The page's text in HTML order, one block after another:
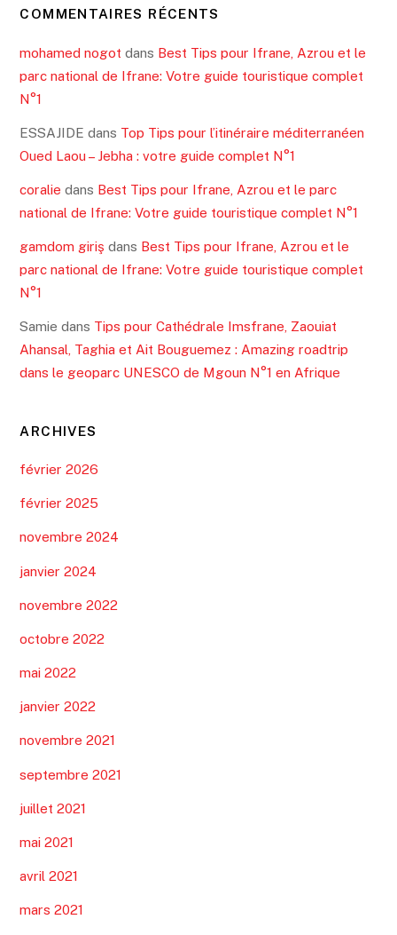
COMMENTAIRES RÉCENTS
mohamed nogot dans Best Tips pour Ifrane, Azrou et le
parc national de Ifrane: Votre guide touristique complet
N°1
ESSAJIDE dans Top Tips pour l’itinéraire méditerranéen
Oued Laou – Jebha : votre guide complet N°1
coralie dans Best Tips pour Ifrane, Azrou et le parc
national de Ifrane: Votre guide touristique complet N°1
gamdom giriş dans Best Tips pour Ifrane, Azrou et le
parc national de Ifrane: Votre guide touristique complet
N°1
Samie dans Tips pour Cathédrale Imsfrane, Zaouiat
Ahansal, Taghia et Ait Bouguemez : Amazing roadtrip
dans le geoparc UNESCO de Mgoun N°1 en Afrique
ARCHIVES
février 2026
février 2025
novembre 2024
janvier 2024
novembre 2022
octobre 2022
mai 2022
janvier 2022
novembre 2021
septembre 2021
juillet 2021
mai 2021
avril 2021
mars 2021